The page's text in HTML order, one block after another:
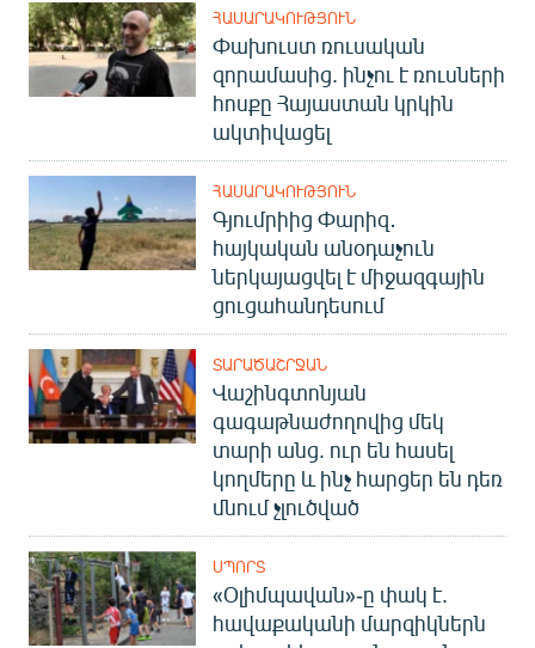
ՀԱՍԱՐԱԿՈՒԹՅՈՒՆ
Փախուստ ռուսական
զորամասից. ինչու է ռուսների
հոսքը Հայաստան կրկին
ակտիվացել
ՀԱՍԱՐԱԿՈՒԹՅՈՒՆ
Գյումրիից Փարիզ․
հայկական անօդաչուն
ներկայացվել է միջազգային
ցուցահանդեսում
ՏԱՐԱԾԱՇՐՋԱՆ
Վաշինգտոնյան
գագաթնաժողովից մեկ
տարի անց. ուր են հասել
կողմերը և ինչ հարցեր են դեռ
մնում չլուծված
ՍՊՈՐՏ
«Օլիմպավան»-ը փակ է.
հավաքականի մարզիկներն